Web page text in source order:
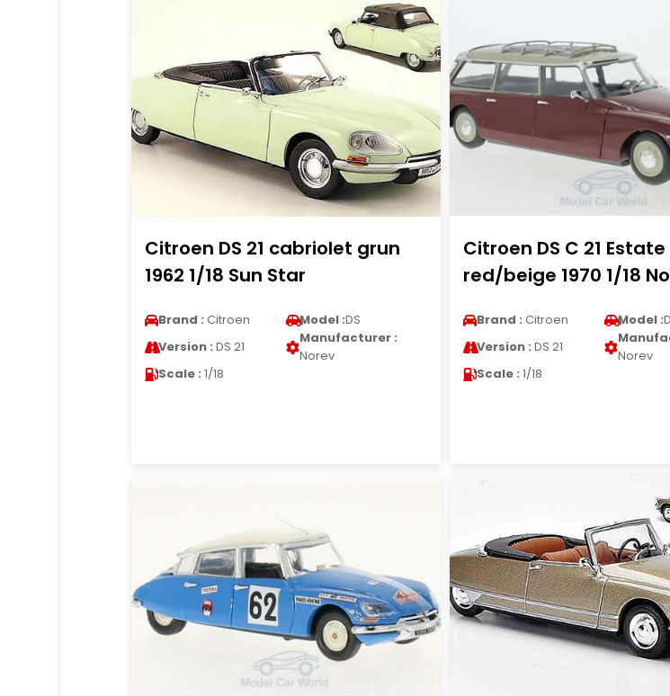
Citroen DS 21 cabriolet grun
1962 1/18 Sun Star
Brand : Citroen Model :DS
Version : DS 21
Manufacturer :
Norev
Scale : 1/18
Citroen DS C 21 Estate
red/beige 1970 1/18
Brand : Citroen Model :
Version : DS 21
Norev
Scale : 1/18